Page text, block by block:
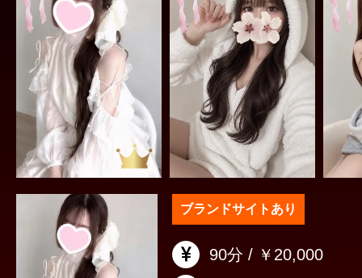
ブランドサイトあり
90分 / ￥20,000